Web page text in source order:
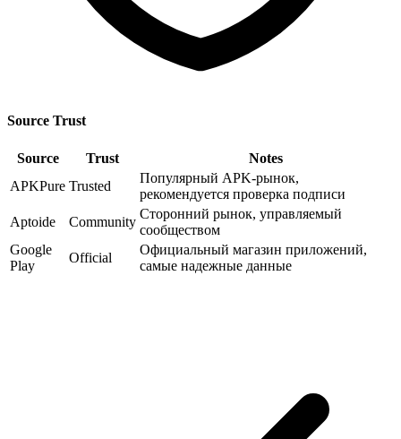
Source Trust
Source Trust
Notes
APKPure Trusted
Популярный APK-рынок,
рекомендуется проверка подписи
Aptoide
Community
Сторонний рынок, управляемый
сообществом
Google
Play
Official
Официальный магазин приложений,
самые надежные данные